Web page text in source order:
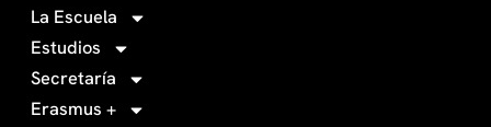
La Escuela
Estudios
Secretaría
Erasmus +